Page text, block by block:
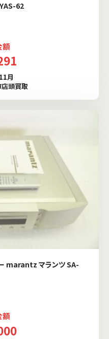
62
額
月
頭買取
marantz マランツ SA-
額